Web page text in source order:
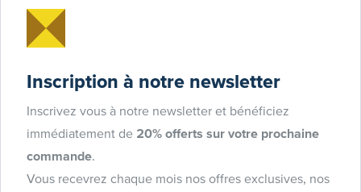
Inscription à notre newsletter
Inscrivez vous à notre newsletter et bénéficiez
immédiatement de 20% offerts sur votre prochaine
commande
Vous recevrez chaque mois nos offres exclusives, nos